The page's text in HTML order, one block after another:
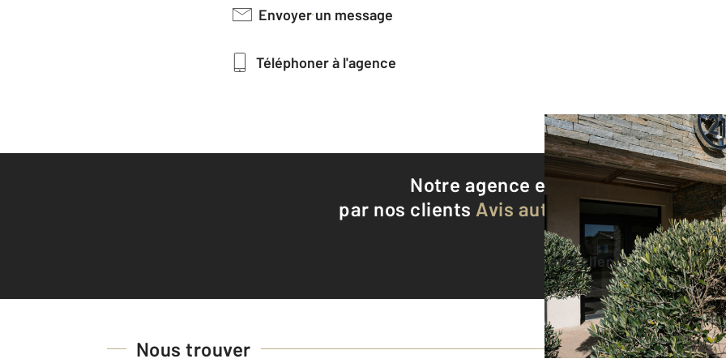
Envoyer un message
Téléphoner à l'agence
Notre agence est notée9,5/10
par nos clients Avis authentifiés par
Voir tous les avis clients
Nous trouver